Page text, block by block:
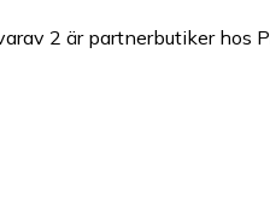
2 är partnerbutiker hos